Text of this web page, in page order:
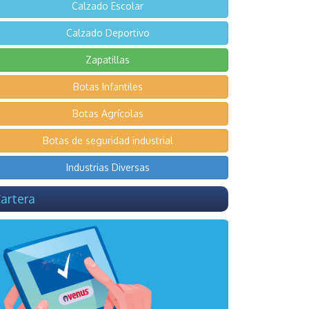
Calzado Escolar
Calzado Deportivo
Zapatillas
Botas Infantiles
Botas Agrícolas
Botas de seguridad industrial
Industrias Diversas